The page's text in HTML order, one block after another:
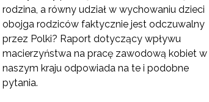
rodzina, a równy udział w wychowaniu dzieci
obojga rodziców faktycznie jest odczuwalny
przez Polki? Raport dotyczący wpływu
macierzyństwa na pracę zawodową kobiet w
naszym kraju odpowiada na te i podobne
pytania.